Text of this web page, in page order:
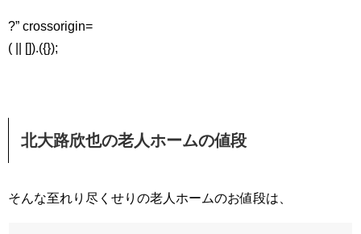
?” crossorigin=
( || []).({});
北大路欣也の老人ホームの値段
そんな至れり尽くせりの老人ホームのお値段は、